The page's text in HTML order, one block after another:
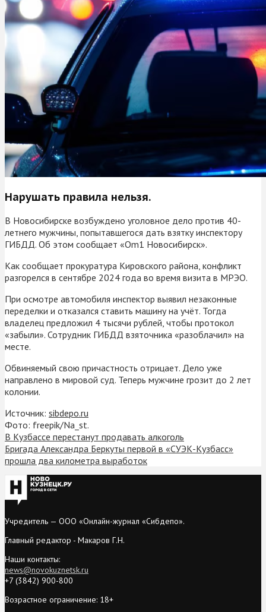
Нарушать правила нельзя.
В Новосибирске возбуждено уголовное дело против 40-
летнего мужчины, попытавшегося дать взятку инспектору
ГИБДД. Об этом сообщает «Om1 Новосибирск».
Как сообщает прокуратура Кировского района, конфликт
разгорелся в сентябре 2024 года во время визита в МРЭО.
При осмотре автомобиля инспектор выявил незаконные
переделки и отказался ставить машину на учёт. Тогда
владелец предложил 4 тысячи рублей, чтобы протокол
«забыли». Сотрудник ГИБДД взяточника «разоблачил» на
месте.
Обвиняемый свою причастность отрицает. Дело уже
направлено в мировой суд. Теперь мужчине грозит до 2 лет
колонии.
Источник: sibdepo.ru
Фото: freepik/Na_st.
В Кузбассе перестанут продавать алкоголь
Бригада Александра Беркуты первой в «СУЭК-Кузбасс»
прошла два километра выработок
Учредитель — ООО «Онлайн-журнал «Сибдепо».
Главный редактор - Макаров Г.Н.
Наши контакты:
news@novokuznetsk.ru
+7 (3842) 900-800
Возрастное ограничение: 18+